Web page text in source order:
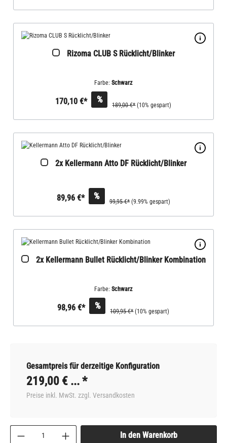
Rizoma CLUB S Rücklicht/Blinker
Farbe:Schwarz
170,10 €* %
189,00 €* (10% gespart)
2x Kellermann Atto DF Rücklicht/Blinker
89,96 €* %
99,95 €* (9.99% gespart)
2x Kellermann Bullet Rücklicht/Blinker Kombination
Farbe:Schwarz
98,96 €* %
109,95 €* (10% gespart)
Gesamtpreis für derzeitige Konfiguration
219,00 € ... *
Preise inkl. MwSt. zzgl. Versandkosten
In den Warenkorb